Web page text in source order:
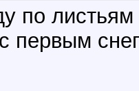
по
первым